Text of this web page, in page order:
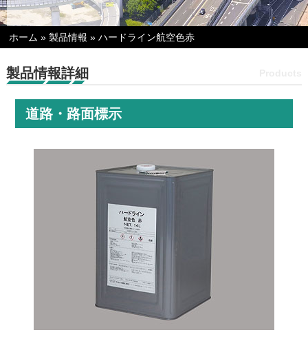
ホーム »製品情報 »ハードライン航空色赤
製品情報詳細
道路・路面標示